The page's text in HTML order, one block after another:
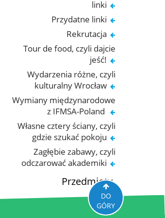
linki
Przydatne linki
Rekrutacja
Tour de food, czyli dajcie
jeść!
Wydarzenia różne, czyli
kulturalny Wrocław
Wymiany międzynarodowe
z IFMSA-Poland
Własne cztery ściany, czyli
gdzie szukać pokoju
Zagłębie zabawy, czyli
odczarować akademiki
Przedmioty
DO
GÓRY